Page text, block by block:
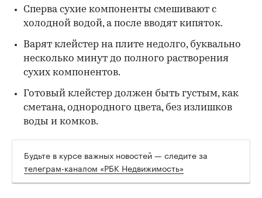
Сперва сухие компоненты смешивают с
холодной водой, а после вводят кипяток.
Варят клейстер на плите недолго, буквально
несколько минут до полного растворения
сухих компонентов.
Готовый клейстер должен быть густым, как
сметана, однородного цвета, без излишков
воды и комков.
Будьте в курсе важных новостей — следите за
телеграм-каналом «РБК Недвижимость»